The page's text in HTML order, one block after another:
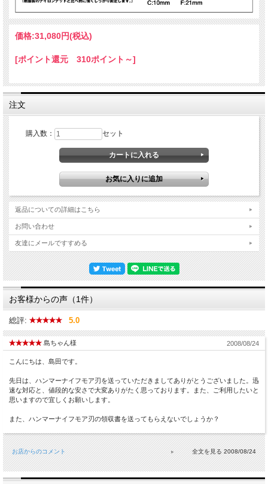
価格:31,080円(税込)
[ポイント還元 310ポイント～]
注文
購入数： セット
返品についての詳細はこちら
お問い合わせ
友達にメールですすめる
お客様からの声（1件）
総評: 5.0
島ちゃん様 2008/08/24
こんにちは、島田です。
先日は、ハンマーナイフモア刃を送っていただきましてありがとうございました。迅
速な対応と、値段的な安さで大変ありがたく思っております。また、ご利用したいと
思いますので宜しくお願いします。
また、ハンマーナイフモア刃の領収書を送ってもらえないでしょうか？
お店からのコメント 2008/08/24